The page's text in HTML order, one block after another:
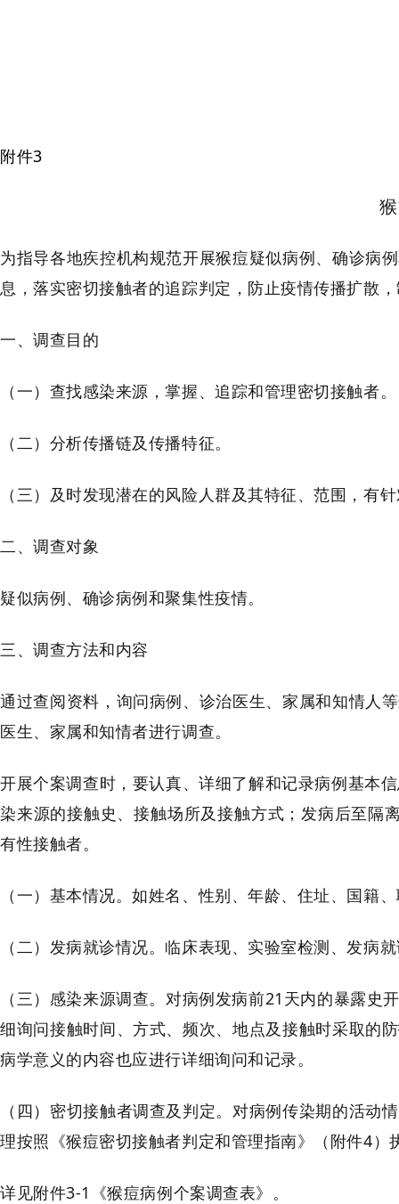
附件3
为指导各地疾控机构规范开展猴痘疑似病例、确诊病
息，落实密切接触者的追踪判定，防止疫情传播扩散
一、调查目的
（一）查找感染来源，掌握、追踪和管理密切接触者。
（二）分析传播链及传播特征。
（三）及时发现潜在的风险人群及其特征、范围，有
二、调查对象
疑似病例、确诊病例和聚集性疫情。
三、调查方法和内容
通过查阅资料，询问病例、诊治医生、家属和知情人
医生、家属和知情者进行调查。
开展个案调查时，要认真、详细了解和记录病例基本
染来源的接触史、接触场所及接触方式；发病后至隔
有性接触者。
（一）基本情况。如姓名、性别、年龄、住址、国籍
（二）发病就诊情况。临床表现、实验室检测、发病
（三）感染来源调查。对病例发病前21天内的暴露
细询问接触时间、方式、频次、地点及接触时采取的
病学意义的内容也应进行详细询问和记录。
（四）密切接触者调查及判定。对病例传染期的活
理按照《猴痘密切接触者判定和管理指南》（附件4）
详见附件3-1《猴痘病例个案调查表》。